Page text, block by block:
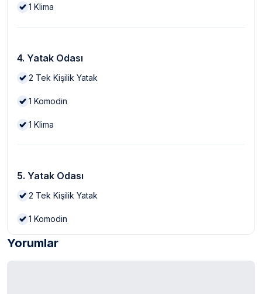
1 Klima
4. Yatak Odası
2 Tek Kişilik Yatak
1 Komodin
1 Klima
5. Yatak Odası
2 Tek Kişilik Yatak
1 Komodin
Yorumlar